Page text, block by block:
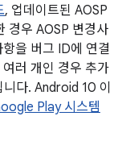
, 업데이트된 AOSP
경우 AOSP 변경사
을 버그 ID에 연결
러 개인 경우 추가
다. Android 10 이
Play 시스템